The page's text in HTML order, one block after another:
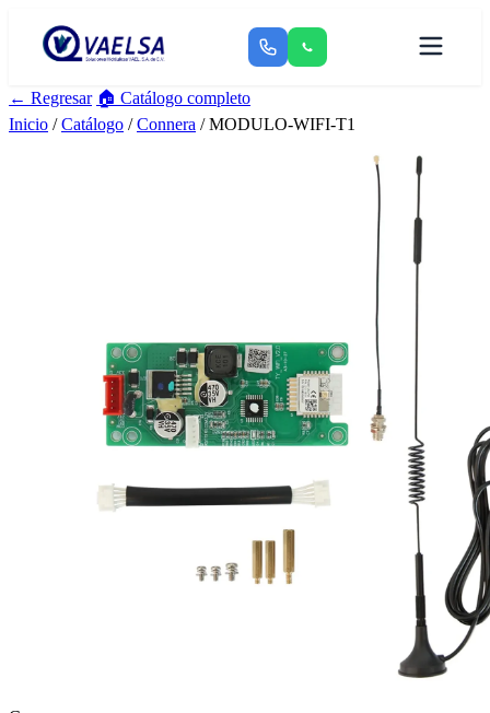
← Regresar 🏠 Catálogo completo
Inicio /Catálogo /Connera / MODULO-WIFI-T1